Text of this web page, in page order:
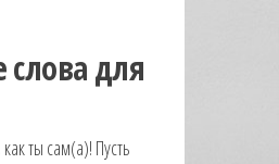
для
ты сам(а)! Пусть